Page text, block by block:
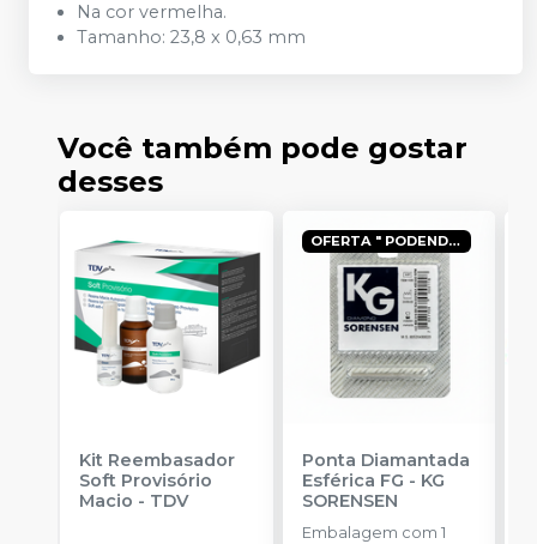
Na cor vermelha.
Tamanho: 23,8 x 0,63 mm
Você também pode gostar
desses
Kit Reembasador
Soft Provisório
Macio - TDV
OFERTA " PODENDO SAIR ATÉ POR R$ 8,66
Ponta Diamantada
Esférica FG - KG
SORENSEN
Embalagem com 1